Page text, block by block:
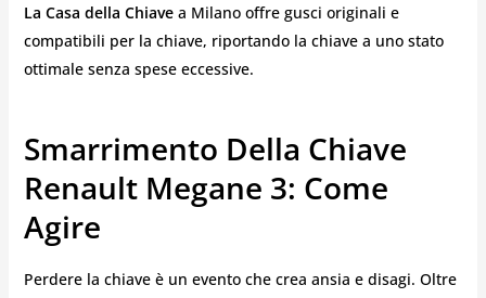
La Casa della Chiavea Milano offre gusci originali e
compatibili per la chiave, riportando la chiave a uno stato
ottimale senza spese eccessive.
Smarrimento Della Chiave
Renault Megane 3: Come
Agire
Perdere la chiave è un evento che crea ansia e disagi. Oltre